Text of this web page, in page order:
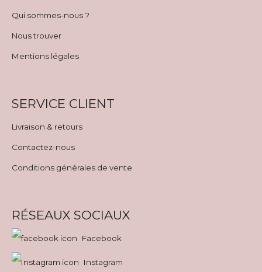
Qui sommes-nous ?
Nous trouver
Mentions légales
SERVICE CLIENT
Livraison & retours
Contactez-nous
Conditions générales de vente
RÉSEAUX SOCIAUX
Facebook
Instagram